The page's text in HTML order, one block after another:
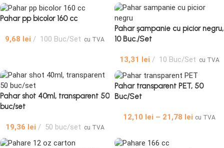
Pahar pp bicolor 160 cc
9,68 lei 100 Buc/Set cu TVA
Pahar șampanie cu picior negru,
10 Buc./Set
13,31 lei 10 Buc/Set cu TVA
Pahar shot 40ml, transparent 50
buc/set
19,36 lei 50 buc/set cu TVA
Pahar transparent PET, 50
Buc/Set
12,10 lei – 21,78 lei cu TVA